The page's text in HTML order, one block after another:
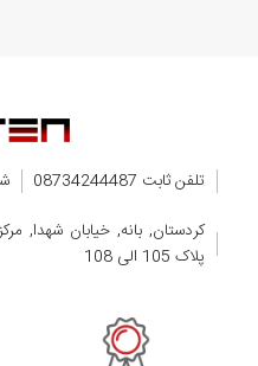
تلفن ثابت 08734244487
کردستان, بانه, خیابان شهدا,
پلاک 105 الی 108